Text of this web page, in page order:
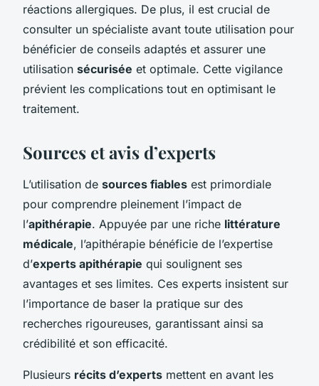
réactions allergiques. De plus, il est crucial de
consulter un spécialiste avant toute utilisation pour
bénéficier de conseils adaptés et assurer une
utilisation sécurisée et optimale. Cette vigilance
prévient les complications tout en optimisant le
traitement.
Sources et avis d’experts
L’utilisation de sources fiables est primordiale
pour comprendre pleinement l’impact de
l’apithérapie. Appuyée par une riche littérature
médicale, l’apithérapie bénéficie de l’expertise
d’experts apithérapie qui soulignent ses
avantages et ses limites. Ces experts insistent sur
l’importance de baser la pratique sur des
recherches rigoureuses, garantissant ainsi sa
crédibilité et son efficacité.
Plusieurs récits d’experts mettent en avant les